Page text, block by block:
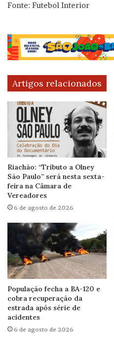
Fonte: Futebol Interior
Artigos relacionados
Riachão: “Tributo a Olney
São Paulo” será nesta sexta-
feira na Câmara de
Vereadores
6 de agosto de 2026
População fecha a BA-120 e
cobra recuperação da
estrada após série de
acidentes
6 de agosto de 2026